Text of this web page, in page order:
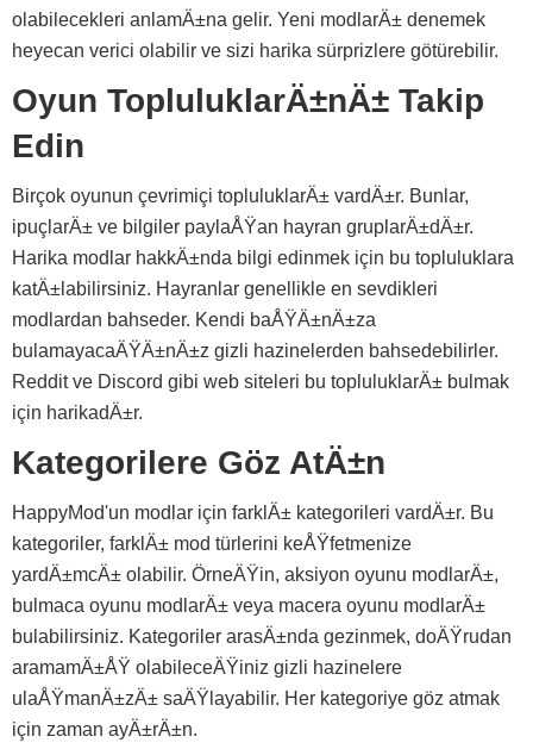
olabilecekleri anlamÄ±na gelir. Yeni modlarÄ± denemek
heyecan verici olabilir ve sizi harika sürprizlere götürebilir.
Oyun TopluluklarÄ±nÄ± Takip
Edin
Birçok oyunun çevrimiçi topluluklarÄ± vardÄ±r. Bunlar,
ipuçlarÄ± ve bilgiler paylaÅŸan hayran gruplarÄ±dÄ±r.
Harika modlar hakkÄ±nda bilgi edinmek için bu topluluklara
katÄ±labilirsiniz. Hayranlar genellikle en sevdikleri
modlardan bahseder. Kendi baÅŸÄ±nÄ±za
bulamayacaÄŸÄ±nÄ±z gizli hazinelerden bahsedebilirler.
Reddit ve Discord gibi web siteleri bu topluluklarÄ± bulmak
için harikadÄ±r.
Kategorilere Göz AtÄ±n
HappyMod'un modlar için farklÄ± kategorileri vardÄ±r. Bu
kategoriler, farklÄ± mod türlerini keÅŸfetmenize
yardÄ±mcÄ± olabilir. ÖrneÄŸin, aksiyon oyunu modlarÄ±,
bulmaca oyunu modlarÄ± veya macera oyunu modlarÄ±
bulabilirsiniz. Kategoriler arasÄ±nda gezinmek, doÄŸrudan
aramamÄ±ÅŸ olabileceÄŸiniz gizli hazinelere
ulaÅŸmanÄ±zÄ± saÄŸlayabilir. Her kategoriye göz atmak
için zaman ayÄ±rÄ±n.